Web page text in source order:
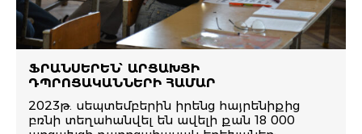
ՖՐԱՆՍԵՐԵՆ՝ ԱՐՑԱԽՑԻ
ԴՊՐՈՑԱԿԱՆՆԵՐԻ ՀԱՄԱՐ
2023թ. սեպտեմբերին իրենց հայրենիքից
բռնի տեղահանվել են ավելի քան 18 000